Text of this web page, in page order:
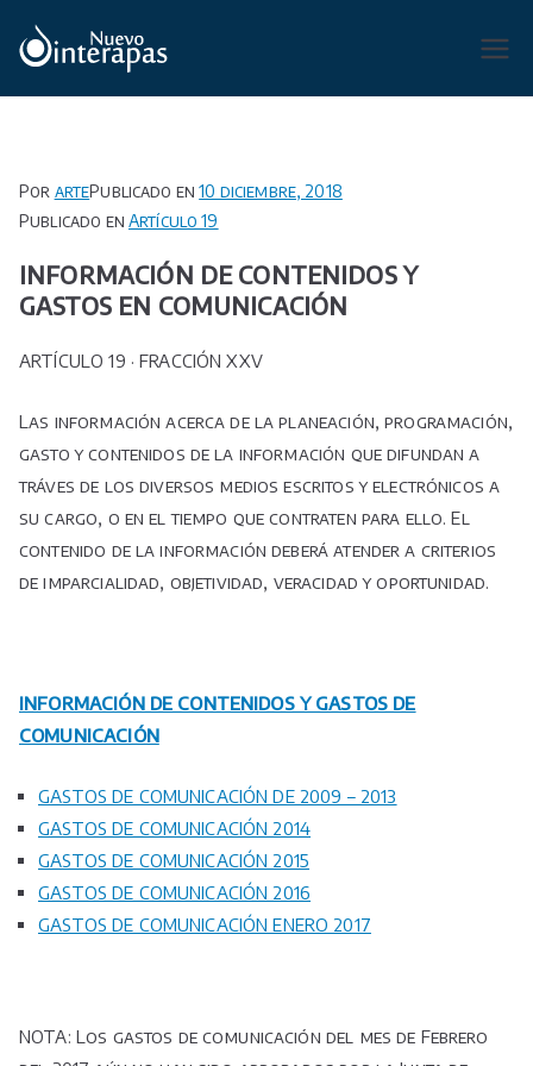
Potable, Alcantarillado y
Cerro de San Pedro.
Por artePublicado en10 diciembre, 2018
Publicado en Artículo 19
INFORMACIÓN DE CONTENIDOS Y
GASTOS EN COMUNICACIÓN
ARTÍCULO 19 · FRACCIÓN XXV
Las información acerca de la planeación, programación,
gasto y contenidos de la información que difundan a
tráves de los diversos medios escritos y electrónicos a
su cargo, o en el tiempo que contraten para ello. El
contenido de la información deberá atender a criterios
de imparcialidad, objetividad, veracidad y oportunidad.
INFORMACIÓN DE CONTENIDOS Y GASTOS DE
COMUNICACIÓN
GASTOS DE COMUNICACIÓN DE 2009 – 2013
GASTOS DE COMUNICACIÓN 2014
GASTOS DE COMUNICACIÓN 2015
GASTOS DE COMUNICACIÓN 2016
GASTOS DE COMUNICACIÓN ENERO 2017
NOTA: Los gastos de comunicación del mes de Febrero